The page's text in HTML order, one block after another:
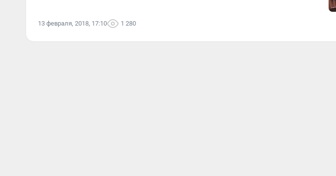
13 февраля, 2018, 17:10 1 280